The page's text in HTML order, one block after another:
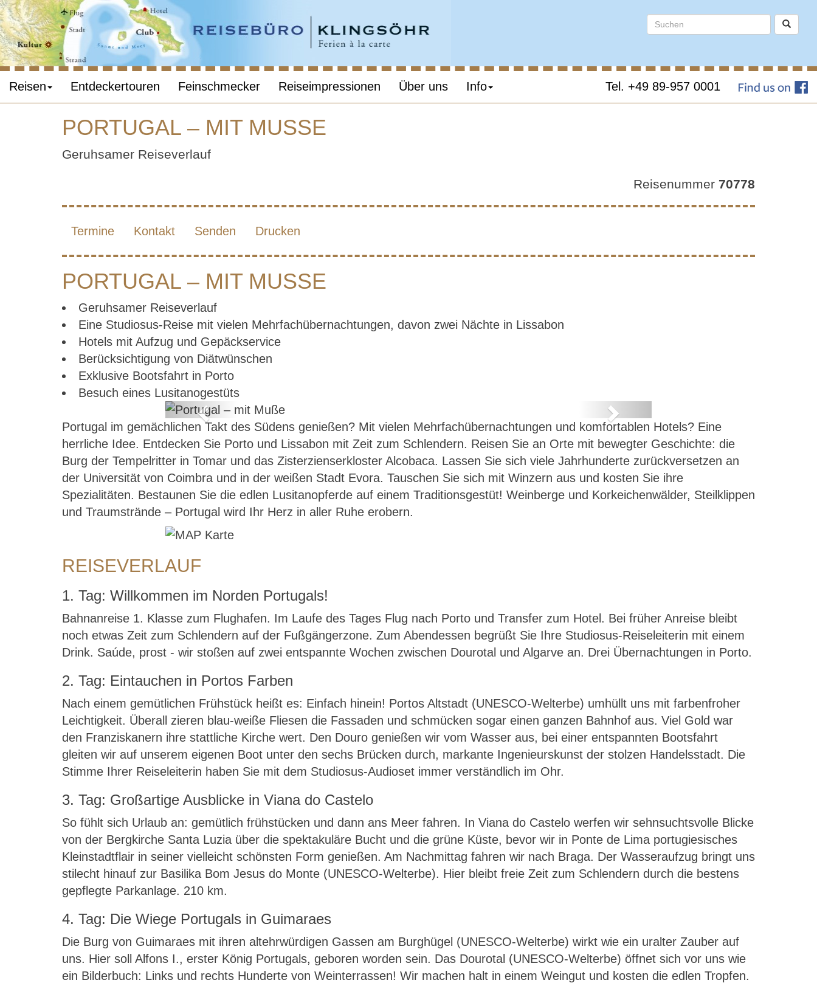
Reisen Entdeckertouren Feinschmecker Reiseimpressionen Über uns Info Tel. +49 89-957 0001
PORTUGAL – MIT MUSSE
PORTUGAL – MIT MUSSE
Geruhsamer Reiseverlauf
Reisenummer 70778
Termine Kontakt Senden Drucken
PORTUGAL – MIT MUSSE
Geruhsamer Reiseverlauf
Eine Studiosus-Reise mit vielen Mehrfachübernachtungen, davon zwei Nächte in Lissabon
Hotels mit Aufzug und Gepäckservice
Berücksichtigung von Diätwünschen
Exklusive Bootsfahrt in Porto
Besuch eines Lusitanogestüts
Portugal – mit Muße
Previous
Next
Portugal im gemächlichen Takt des Südens genießen? Mit vielen Mehrfachübernachtungen und komfortablen Hotels? Eine
herrliche Idee. Entdecken Sie Porto und Lissabon mit Zeit zum Schlendern. Reisen Sie an Orte mit bewegter Geschichte: die
Burg der Tempelritter in Tomar und das Zisterzienserkloster Alcobaca. Lassen Sie sich viele Jahrhunderte zurückversetzen an
der Universität von Coimbra und in der weißen Stadt Evora. Tauschen Sie sich mit Winzern aus und kosten Sie ihre
Spezialitäten. Bestaunen Sie die edlen Lusitanopferde auf einem Traditionsgestüt! Weinberge und Korkeichenwälder, Steilklippen
und Traumstrände – Portugal wird Ihr Herz in aller Ruhe erobern.
REISEVERLAUF
1. Tag: Willkommen im Norden Portugals!
Bahnanreise 1. Klasse zum Flughafen. Im Laufe des Tages Flug nach Porto und Transfer zum Hotel. Bei früher Anreise bleibt
noch etwas Zeit zum Schlendern auf der Fußgängerzone. Zum Abendessen begrüßt Sie Ihre Studiosus-Reiseleiterin mit einem
Drink. Saúde, prost - wir stoßen auf zwei entspannte Wochen zwischen Dourotal und Algarve an. Drei Übernachtungen in Porto.
2. Tag: Eintauchen in Portos Farben
Nach einem gemütlichen Frühstück heißt es: Einfach hinein! Portos Altstadt (UNESCO-Welterbe) umhüllt uns mit farbenfroher
Leichtigkeit. Überall zieren blau-weiße Fliesen die Fassaden und schmücken sogar einen ganzen Bahnhof aus. Viel Gold war
den Franziskanern ihre stattliche Kirche wert. Den Douro genießen wir vom Wasser aus, bei einer entspannten Bootsfahrt
gleiten wir auf unserem eigenen Boot unter den sechs Brücken durch, markante Ingenieurskunst der stolzen Handelsstadt. Die
Stimme Ihrer Reiseleiterin haben Sie mit dem Studiosus-Audioset immer verständlich im Ohr.
3. Tag: Großartige Ausblicke in Viana do Castelo
So fühlt sich Urlaub an: gemütlich frühstücken und dann ans Meer fahren. In Viana do Castelo werfen wir sehnsuchtsvolle Blicke
von der Bergkirche Santa Luzia über die spektakuläre Bucht und die grüne Küste, bevor wir in Ponte de Lima portugiesisches
Kleinstadtflair in seiner vielleicht schönsten Form genießen. Am Nachmittag fahren wir nach Braga. Der Wasseraufzug bringt uns
stilecht hinauf zur Basilika Bom Jesus do Monte (UNESCO-Welterbe). Hier bleibt freie Zeit zum Schlendern durch die bestens
gepflegte Parkanlage. 210 km.
4. Tag: Die Wiege Portugals in Guimaraes
Die Burg von Guimaraes mit ihren altehrwürdigen Gassen am Burghügel (UNESCO-Welterbe) wirkt wie ein uralter Zauber auf
uns. Hier soll Alfons I., erster König Portugals, geboren worden sein. Das Dourotal (UNESCO-Welterbe) öffnet sich vor uns wie
ein Bilderbuch: Links und rechts Hunderte von Weinterrassen! Wir machen halt in einem Weingut und kosten die edlen Tropfen.